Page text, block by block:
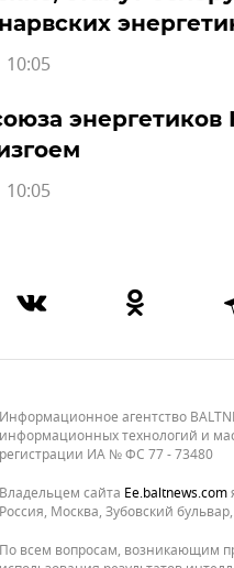
10:05
10:05
Информационное агентство
информационных технологий и
регистрации ИА № ФС 77 - 73480
Владельцем сайта
ee.baltnews.com
Россия, Москва, Зубовский бульвар,
По всем вопросам, возникающим